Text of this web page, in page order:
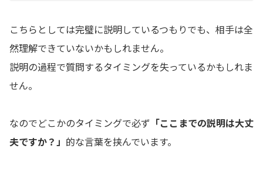
こちらとしては完璧に説明しているつもりでも、相手は全
然理解できていないかもしれません。
説明の過程で質問するタイミングを失っているかもしれま
せん。
なのでどこかのタイミングで必ず 「ここまでの説明は大丈
夫ですか？」 的な言葉を挟んでいます。